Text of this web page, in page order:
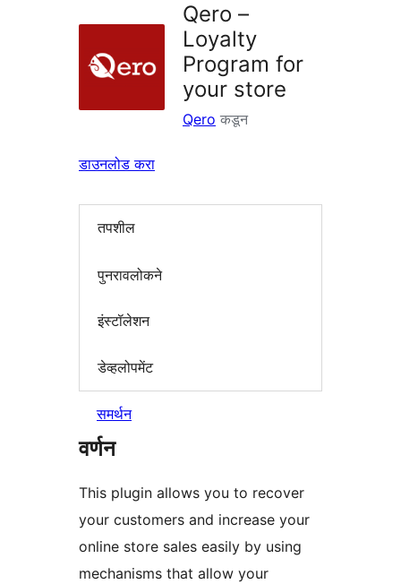
Qero –
Loyalty
Program for
your store
Qero कडून
डाउनलोड करा
तपशील
पुनरावलोकने
इंस्टॉलेशन
डेव्हलोपमेंट
समर्थन
वर्णन
This plugin allows you to recover
your customers and increase your
online store sales easily by using
mechanisms that allow your